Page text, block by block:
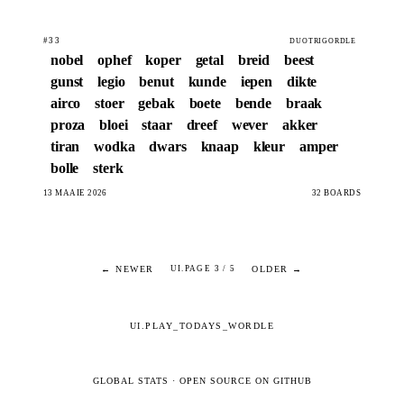
#33 DUOTRIGORDLE
nobel ophef koper getal breid
beest
gunst
legio benut kunde iepen
dikte
airco
stoer gebak boete bende
braak
proza
bloei staar dreef wever
akker
tiran
wodka dwars knaap kleur
amper
bolle
sterk
13 MAAIE 2026 32 BOARDS
← NEWER UI.PAGE 3 / 5 OLDER →
UI.PLAY_TODAYS_WORDLE
GLOBAL STATS · OPEN SOURCE ON GITHUB